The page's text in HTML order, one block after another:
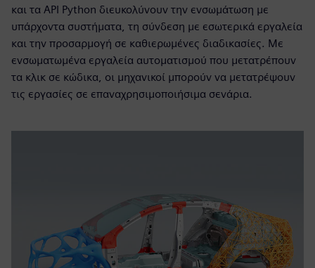
και τα API Python διευκολύνουν την ενσωμάτωση με
υπάρχοντα συστήματα, τη σύνδεση με εσωτερικά εργαλεία
και την προσαρμογή σε καθιερωμένες διαδικασίες. Με
ενσωματωμένα εργαλεία αυτοματισμού που μετατρέπουν
τα κλικ σε κώδικα, οι μηχανικοί μπορούν να μετατρέψουν
τις εργασίες σε επαναχρησιμοποιήσιμα σενάρια.